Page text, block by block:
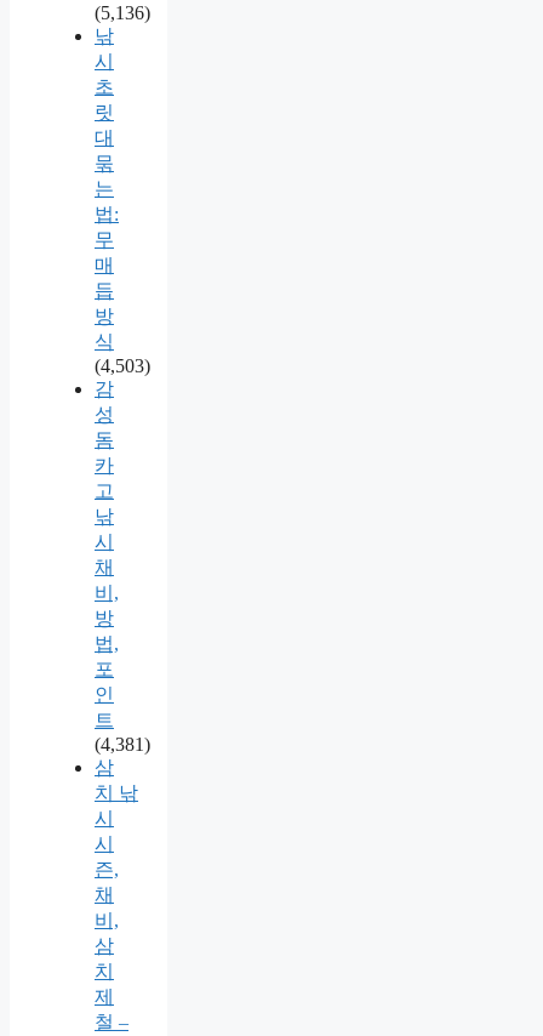
(5,136)
낚
시
초
릿
대
묶
는
법:
무
매
듭
방
식
(4,503)
감
성
돔
카
고
낚
시
채
비,
방
법,
포
인
트
(4,381)
삼
치 낚
시
시
즌,
채
비,
삼
치
제
철 –